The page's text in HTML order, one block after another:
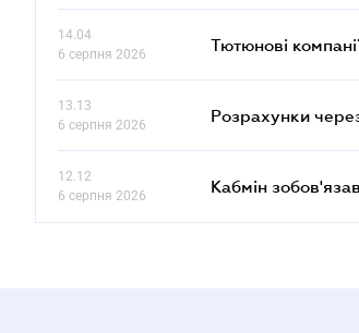
14.04
6 серпня 2026
Тютюнові
13.13
6 серпня 2026
Розрахунки
12.12
6 серпня 2026
Кабмін